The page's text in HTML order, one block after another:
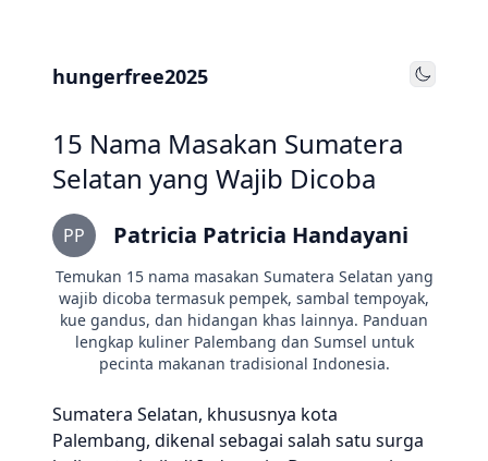
hungerfree2025 Toggle
15 Nama Masakan Sumatera
Selatan yang Wajib Dicoba
PP Patricia Patricia Handayani
Temukan 15 nama masakan Sumatera Selatan yang
wajib dicoba termasuk pempek, sambal tempoyak,
kue gandus, dan hidangan khas lainnya. Panduan
lengkap kuliner Palembang dan Sumsel untuk
pecinta makanan tradisional Indonesia.
Sumatera Selatan, khususnya kota
Palembang, dikenal sebagai salah satu surga